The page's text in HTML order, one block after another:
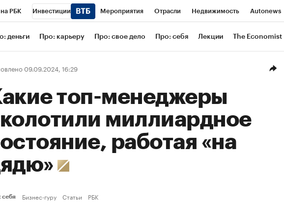
РБК Инвестиции Мероприятия Отрасли Недвижимость Autonews
РБК РБК Образование РБК Life Тренды Визионеры
валюты
деньги Про: карьеру Про: свое дело Про: себя Лекции The Economist
09.09.2024, 16:29
топ-менеджеры
миллиардное
работая «на
себя Бизнес-гуру Статьи РБК